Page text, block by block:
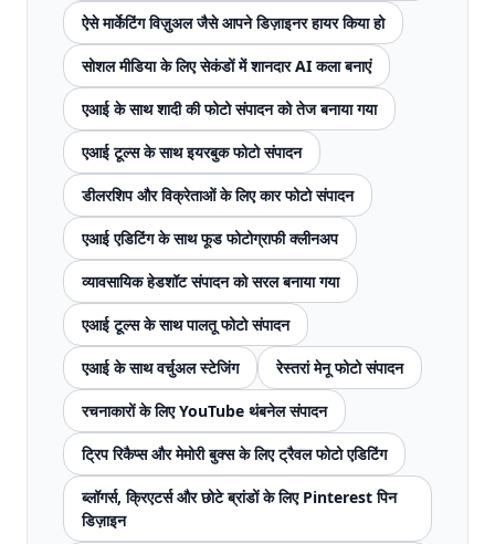
ऐसे मार्केटिंग विज़ुअल जैसे आपने डिज़ाइनर हायर किया हो
सोशल मीडिया के लिए सेकंडों में शानदार AI कला बनाएं
एआई के साथ शादी की फोटो संपादन को तेज बनाया गया
एआई टूल्स के साथ इयरबुक फोटो संपादन
डीलरशिप और विक्रेताओं के लिए कार फोटो संपादन
एआई एडिटिंग के साथ फूड फोटोग्राफी क्लीनअप
व्यावसायिक हेडशॉट संपादन को सरल बनाया गया
एआई टूल्स के साथ पालतू फोटो संपादन
एआई के साथ वर्चुअल स्टेजिंग रेस्तरां मेनू फोटो संपादन
रचनाकारों के लिए YouTube थंबनेल संपादन
ट्रिप रिकैप्स और मेमोरी बुक्स के लिए ट्रैवल फोटो एडिटिंग
ब्लॉगर्स, क्रिएटर्स और छोटे ब्रांडों के लिए Pinterest पिन
डिज़ाइन